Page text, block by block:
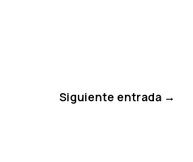
Siguiente entrada→